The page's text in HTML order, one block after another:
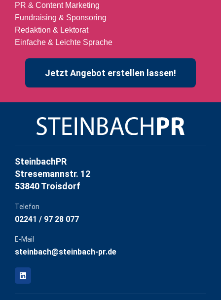
SteinbachPR
Stresemannstr. 12
53840 Troisdorf
Telefon
02241 / 97 28 077
E-Mail
steinbach@steinbach-pr.de
PR & Content Marketing
Fundraising & Sponsoring
Redaktion & Lektorat
Einfache & Leichte Sprache
Jetzt Angebot erstellen lassen!